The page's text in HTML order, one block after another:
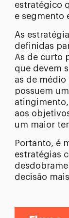
estratégico
e segmento
As
definidas
As de curto
que devem
as de
possuem
aos
um maior
Portanto, é
estratégias
decisão